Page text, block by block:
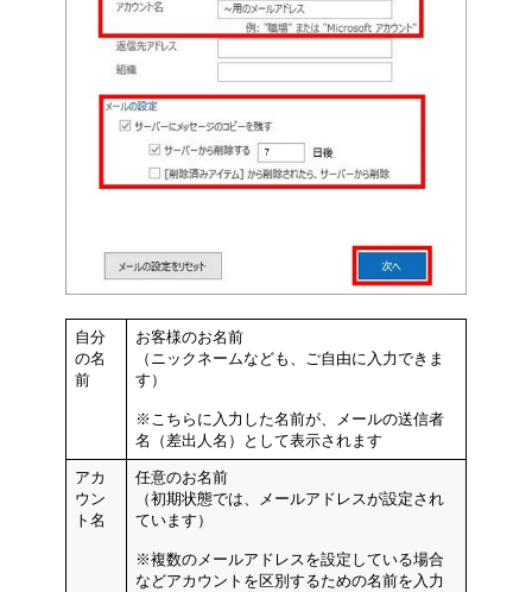
自分
の名
前
お客様のお名前
（ニックネームなども、ご自由に入力できま
す）
※こちらに入力した名前が、メールの送信者
名（差出人名）として表示されます
アカ
ウン
ト名
任意のお名前
（初期状態では、メールアドレスが設定され
ています）
※複数のメールアドレスを設定している場合
などアカウントを区別するための名前を入力